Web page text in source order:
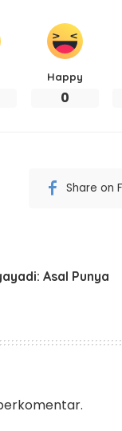
Happy
0
Share on
Asal Punya